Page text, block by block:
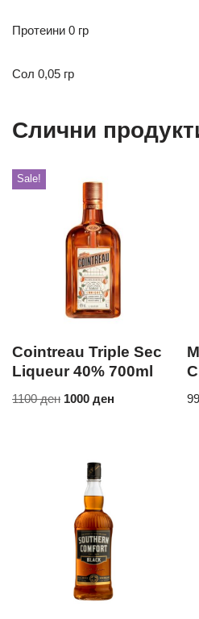
Протеини 0 гр
Сол 0,05 гр
Слични
Sale!
Cointreau Triple Sec
Liqueur 40% 700ml
1100ден 1000 ден